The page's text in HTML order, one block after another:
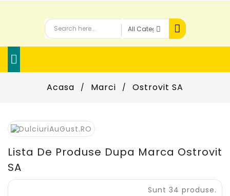

Acasa Marci Ostrovit SA
Lista De Produse Dupa Marca Ostrovit
SA
Sunt 34 produse.